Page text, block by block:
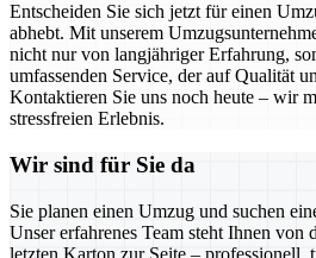
Entscheiden Sie sich jetzt für einen
abhebt. Mit unserem
nicht nur von langjähriger Erfahrung,
umfassenden Service, der auf Qualität
Kontaktieren Sie uns noch heute – wir
stressfreien Erlebnis.
Wir sind für Sie da
Sie planen einen Umzug und suchen
Unser erfahrenes Team steht Ihnen von
letzten Karton zur Seite – professionell,